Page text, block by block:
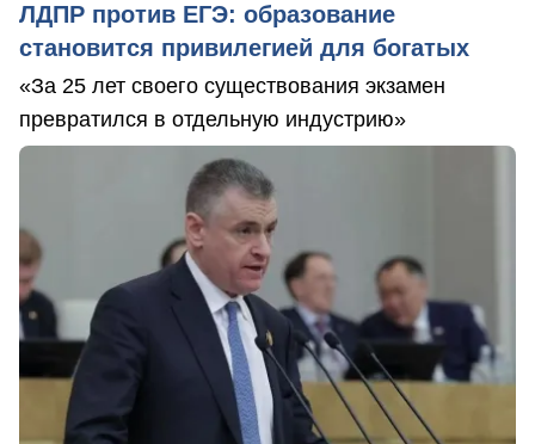
ЛДПР против ЕГЭ: образование
становится привилегией для богатых
«За 25 лет своего существования экзамен
превратился в отдельную индустрию»